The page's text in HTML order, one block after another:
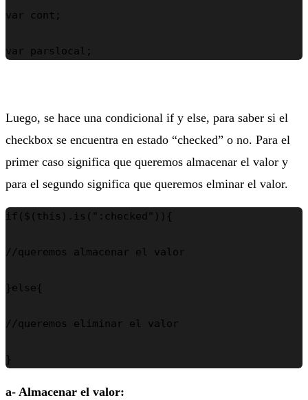
var cont;
var parslocal;
Luego, se hace una condicional if y else, para saber si el
checkbox se encuentra en estado “checked” o no. Para el
primer caso significa que queremos almacenar el valor y
para el segundo significa que queremos elminar el valor.
if($(this).is(":checked")){
//queremos almacenar el valor
}else{
//queremos eliminar el valor
}
a- Almacenar el valor: